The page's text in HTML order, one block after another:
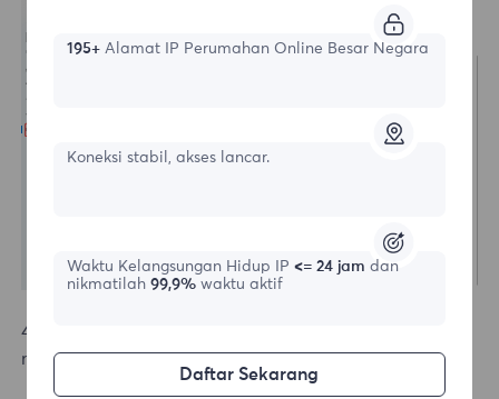
4.Open a new window to check the IP and verify if it
matches the assigned proxy.
195+Alamat IP Perumahan Online Besar Negara
Koneksi stabil, akses lancar.
Waktu Kelangsungan Hidup IP <= 24 jam dan
nikmatilah 99,9%waktu aktif
Daftar Sekarang